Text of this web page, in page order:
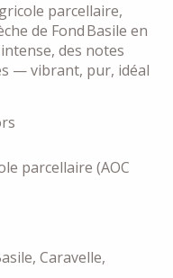
parcellaire,
de Fond Basile en
des notes
— vibrant, pur, idéal
parcellaire (AOC
Caravelle,